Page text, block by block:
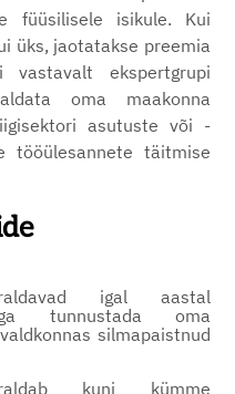
füüsilisele isikule. Kui
üks, jaotatakse preemia
ekspertgrupi
oma maakonna
asutuste või -
tööülesannete täitmise
igal aastal
tunnustada oma
silmapaistnud
kuni kümme